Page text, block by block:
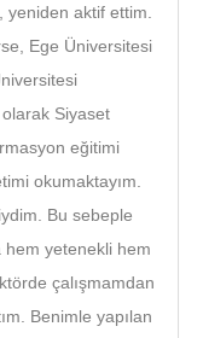
yeniden aktif ettim.
Ege Üniversitesi
Siyaset
eğitimi
okumaktayım.
Bu sebeple
yetenekli hem
çalışmamdan
Benimle yapılan